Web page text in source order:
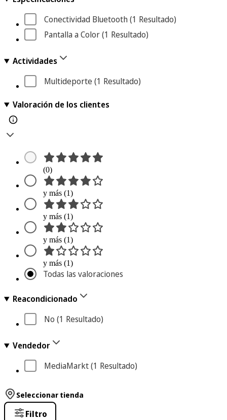
Conectividad Bluetooth (1 Resultado)
Pantalla a Color (1 Resultado)
Actividades
Multideporte (1 Resultado)
Valoración de los clientes
(0)
y más (1)
y más (1)
y más (1)
y más (1)
Todas las valoraciones
Reacondicionado
No (1 Resultado)
Vendedor
MediaMarkt (1 Resultado)
Seleccionar tienda
Filtro